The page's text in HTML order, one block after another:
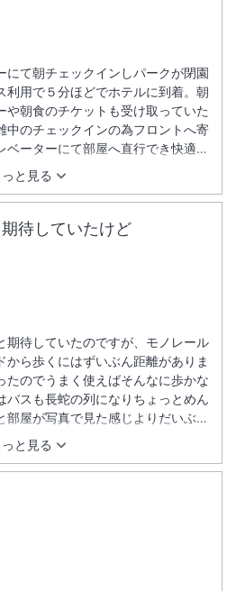
っと見る
にて朝チェックインしパークが閉園
利用で５分ほどでホテルに到着。朝
や朝食のチケットも受け取っていた
中のチェックインの為フロントへ寄
ベーターにて部屋へ直行でき快適で
てリクエストしていた通りのパーク
たです。廊下にはティアラお部屋に
の後の余韻も心地よかったです。お
段お安く利用しているので気にし
ずに案内されとても美味しかった
を出る際大勢の方が並んでおり早め
と思いました。
待していたけど
っと見る
期待していたのですが、モノレール
から歩くにはずいぶん距離がありま
たのでうまく使えばそんなに歩かな
バスも長蛇の列になりちょっとめん
部屋が写真で見た感じよりだいぶ狭
てスーツケースを開けるのに床が狭
バックがなく床にスーツケースを置
リッパが使い捨てでなかったのが個
びのホテルで土日にもかかわらず一
す。